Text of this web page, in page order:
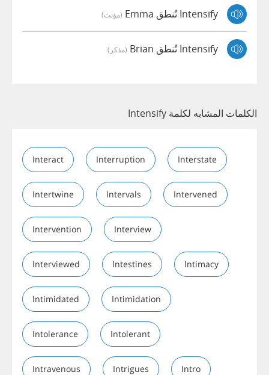
Intensify تُنطق Emma (مؤنث)
Intensify تُنطق Brian (مذكر)
الكلمات المشابه لكلمة Intensify
Interact Interruption Interstate
Intertwine Intervals Intervened
Intervention Interview
Interviewed Intestines Intimacy
Intimidated Intimidation
Intolerance Intolerant
Intravenous Intrigues Intro